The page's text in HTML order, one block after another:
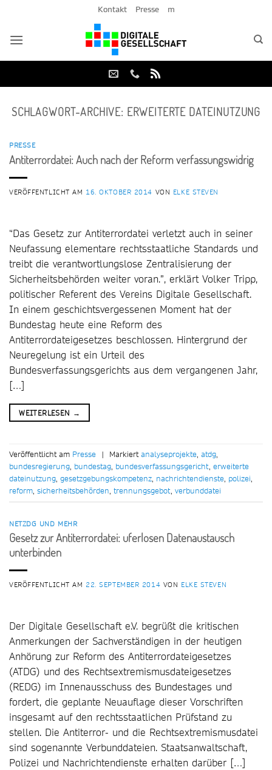
springen
Kontakt Presse m
SCHLAGWORT-ARCHIVE: ERWEITERTE DATEINUTZUNG
PRESSE
Antiterrordatei: Auch nach der Reform verfassungswidrig
VERÖFFENTLICHT AM 16. OKTOBER 2014 VON ELKE STEVEN
“Das Gesetz zur Antiterrordatei verletzt auch in seiner
Neufassung elementare rechtsstaatliche Standards und
treibt die verantwortlungslose Zentralisierung der
Sicherheitsbehörden weiter voran.”, erklärt Volker Tripp,
politischer Referent des Vereins Digitale Gesellschaft.
In einem geschichtsvergessenen Moment hat der
Bundestag heute eine Reform des
Antiterrordateigesetzes beschlossen. Hintergrund der
Neuregelung ist ein Urteil des
Bundesverfassungsgerichts aus dem vergangenen Jahr,
[…]
WEITERLESEN →
Veröffentlicht am Presse | Markiertanalyseprojekte, atdg,
bundesregierung, bundestag, bundesverfassungsgericht, erweiterte
dateinutzung, gesetzgebungskompetenz, nachrichtendienste, polizei,
reform, sicherheitsbehörden, trennungsgebot, verbunddatei
NETZDG UND MEHR
Gesetz zur Antiterrordatei: uferlosen Datenaustausch
unterbinden
VERÖFFENTLICHT AM 22. SEPTEMBER 2014 VON ELKE STEVEN
Der Digitale Gesellschaft e.V. begrüßt die kritischen
Anmerkungen der Sachverständigen in der heutigen
Anhörung zur Reform des Antiterrordateigesetzes
(ATDG) und des Rechtsextremismusdateigesetzes
(REDG) im Innenausschuss des Bundestages und
fordert, die geplante Neuauflage dieser Vorschriften
insgesamt auf den rechtsstaatlichen Prüfstand zu
stellen. Die Antiterror- und die Rechtsextremismusdatei
sind sogenannte Verbunddateien. Staatsanwaltschaft,
Polizei und Nachrichtendienste erhalten darüber […]